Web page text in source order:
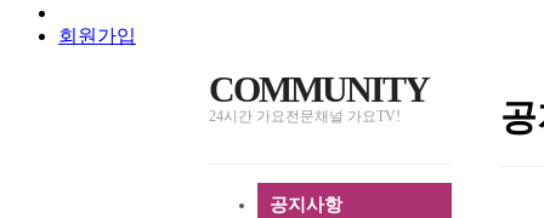
회원가입
COMMUNITY
24시간 가요전문채널 가요TV!
공지사항